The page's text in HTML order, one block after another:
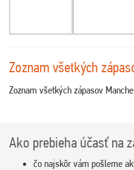
Zoznam všetkých
Zoznam všetkých zápasov
Ako prebieha účasť na
čo najskôr vám pošleme